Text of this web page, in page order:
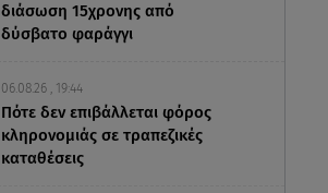
διάσωση 15χρονης από
δύσβατο φαράγγι
06.08.26 , 19:44
Πότε δεν επιβάλλεται φόρος
κληρονομιάς σε τραπεζικές
καταθέσεις